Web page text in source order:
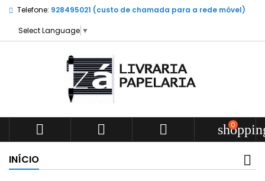
Telefone: 928495021 (custo de chamada para a rede móvel)
Select Language ▼
   0
INÍCIO